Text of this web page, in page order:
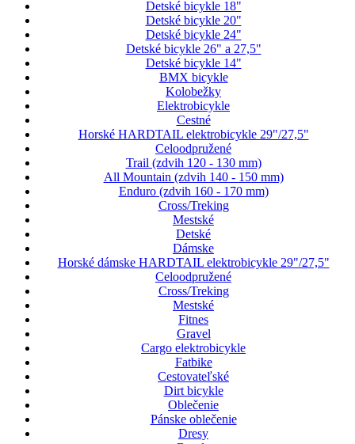
Detské bicykle 18"
Detské bicykle 20"
Detské bicykle 24"
Detské bicykle 26" a 27,5"
Detské bicykle 14"
BMX bicykle
Kolobežky
Elektrobicykle
Cestné
Horské HARDTAIL elektrobicykle 29"/27,5"
Celoodpružené
Trail (zdvih 120 - 130 mm)
All Mountain (zdvih 140 - 150 mm)
Enduro (zdvih 160 - 170 mm)
Cross/Treking
Mestské
Detské
Dámske
Horské dámske HARDTAIL elektrobicykle 29"/27,5"
Celoodpružené
Cross/Treking
Mestské
Fitnes
Gravel
Cargo elektrobicykle
Fatbike
Cestovateľské
Dirt bicykle
Oblečenie
Pánske oblečenie
Dresy